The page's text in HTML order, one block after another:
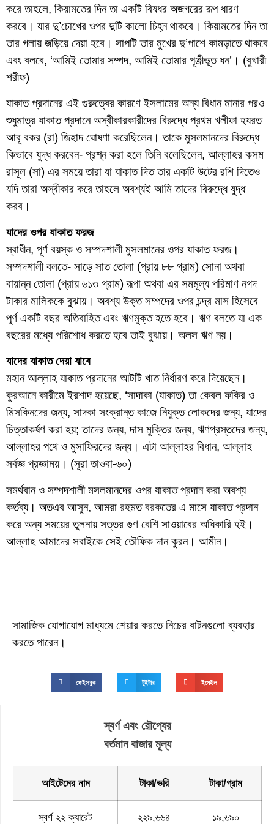
করে তাহলে, কিয়ামতের দিন তা একটি বিষধর অজগরের রূপ ধারণ
করবে। যার দু’চোখের ওপর দুটি কালো চিহ্ন থাকবে। কিয়ামতের দিন তা
তার গলায় জড়িয়ে দেয়া হবে। সাপটি তার মুখের দু’পাশে কামড়াতে থাকবে
এবং বলবে, ‘আমিই তোমার সম্পদ, আমিই তোমার পূঞ্জীভূত ধন’। (বুখারী
শরীফ)
যাকাত প্রদানের এই গুরুত্বের কারণে ইসলামের অন্য বিধান মানার পরও
শুধুমাত্র যাকাত প্রদানে অস্বীকারকারীদের বিরুদ্ধে প্রথম খলীফা হযরত
আবূ বকর (রা) জিহাদ ঘোষণা করেছিলেন। তাকে মুসলমানদের বিরুদ্ধে
কিভাবে যুদ্ধ করবেন- প্রশ্ন করা হলে তিনি বলেছিলেন, আল্লাহর কসম
রাসূল (সা) এর সময়ে তারা যা যাকাত দিত তার একটি উটের রশি দিতেও
যদি তারা অস্বীকার করে তাহলে অবশ্যই আমি তাদের বিরুদ্ধে যুদ্ধ
করব।
যাদের ওপর যাকাত ফরজ
স্বাধীন, পূর্ণ বয়স্ক ও সম্পদশালী মুসলমানের ওপর যাকাত ফরজ।
সম্পদশালী বলতে- সাড়ে সাত তোলা (প্রায় ৮৮ গ্রাম) সোনা অথবা
বায়ান্ন তোলা (প্রায় ৬১৩ গ্রাম) রূপা অথবা এর সমমূল্য পরিমাণ নগদ
টাকার মালিককে বুঝায়। অবশ্য উক্ত সম্পদের ওপর চন্দ্র মাস হিসেবে
পূর্ণ একটি বছর অতিবাহিত এবং ঋণমুক্ত হতে হবে। ঋণ বলতে যা এক
বছরের মধ্যে পরিশোধ করতে হবে তাই বুঝায়। অলস ঋণ নয়।
যাদের যাকাত দেয়া যাবে
মহান আল্লাহ যাকাত প্রদানের আটটি খাত নির্ধারণ করে দিয়েছেন।
কুরআনে কারীমে ইরশাদ হয়েছে, ‘সাদাকা (যাকাত) তা কেবল ফকির ও
মিসকিনদের জন্য, সাদকা সংক্রান্ত কাজে নিযুক্ত লোকদের জন্য, যাদের
চিত্তাকর্ষণ করা হয়; তাদের জন্য, দাস মুক্তির জন্য, ঋণগ্রস্তদের জন্য,
আল্লাহর পথে ও মুসাফিরদের জন্য। এটা আল্লাহর বিধান, আল্লাহ
সর্বজ্ঞ প্রজ্ঞাময়। (সূরা তাওবা-৬০)
সমর্থবান ও সম্পদশালী মসলমানদের ওপর যাকাত প্রদান করা অবশ্য
কর্তব্য। অতএব আসুন, আমরা রহমত বরকতের এ মাসে যাকাত প্রদান
করে অন্য সময়ের তুলনায় সত্তর গুণ বেশি সাওয়াবের অধিকারি হই।
আল্লাহ আমাদের সবাইকে সেই তৌফিক দান কুরন। আমীন।
সামাজিক যোগাযোগ মাধ্যমে শেয়ার করতে নিচের বাটনগুলো ব্যবহার
করতে পারেন।
ফেইসবুক টুইটার ইমেইল
স্বর্ণ এবং রৌপ্যের
বর্তমান বাজার মূল্য
আইটেমের নাম টাকা/ভরি টাকা/গ্রাম
স্বর্ণ ২২ ক্যারেট ২২৯,৬৬৪ ১৯,৬৯০